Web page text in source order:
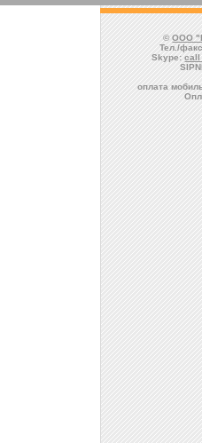
©ООО
Тел./
Skype:
оплата